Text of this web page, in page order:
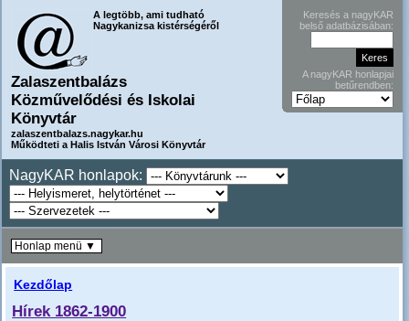
A legtöbb, ami tudható
Nagykanizsa kistérségéről
Zalaszentbalázs
Közművelődési és Iskolai
Könyvtár
zalaszentbalazs.nagykar.hu
Működteti a Halis István Városi Könyvtár
Keresés a nagyKAR
belső adatbázisában:
A nagyKAR honlapjai
betűrendben:
NagyKAR honlapok:
Kezdőlap
Hírek 1862-1900
Honlap menü ▼